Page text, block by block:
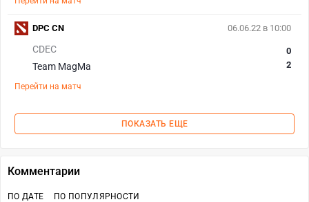
06.06.22 в 10:00
CDEC
Team MagMa
0
2
Перейти на матч
DPC CN
ПОКАЗАТЬ ЕЩЕ
Комментарии
ПО ДАТЕ ПО ПОПУЛЯРНОСТИ